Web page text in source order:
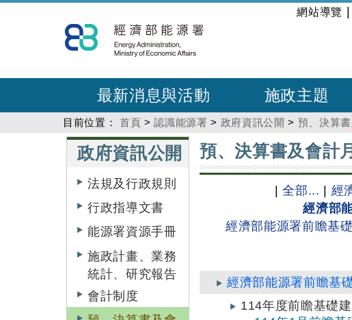
到
主
內
:::
網站導覽
最新消息與活動 施政主題
目前位置： 首頁 >認識能源署 > 政府資訊公開 > 預、決算
:::政府資訊公開
法規及行政規則
行政指導文書
能源署資源手冊
施政計畫、業務
統計、研究報告
會計制度
:::
預、決算書及會計
|全部... 經
經濟部
經濟部能源署前瞻基
經濟部能源署前瞻基
114年度前瞻基礎